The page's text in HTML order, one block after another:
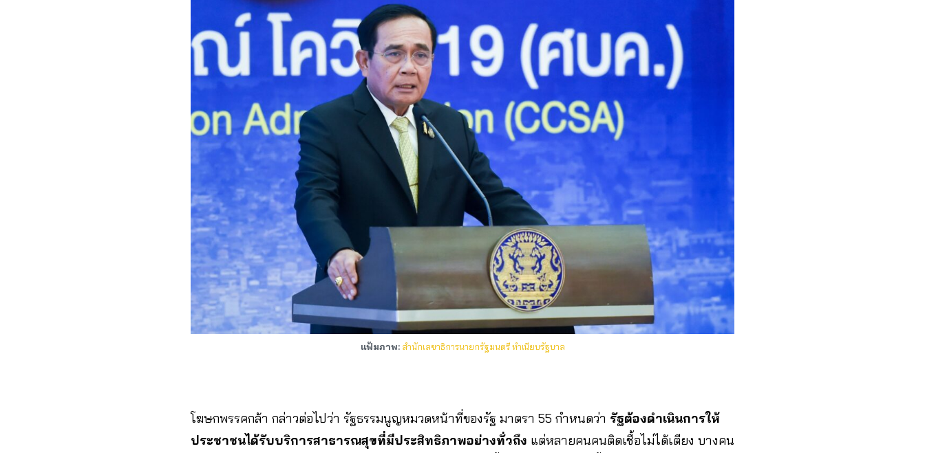
แฟ้มภาพ: สำนักเลขาธิการนายกรัฐมนตรี ทำเนียบรัฐบาล
โฆษกพรรคกล้า กล่าวต่อไปว่า รัฐธรรมนูญหมวดหน้าที่ของรัฐ มาตรา 55 กำหนดว่า รัฐต้องดําเนินการให้
ประชาชนได้รับบริการสาธารณสุขที่มีประสิทธิภาพอย่างทั่วถึง แต่หลายคนคนติดเชื้อไม่ได้เตียง บางคน